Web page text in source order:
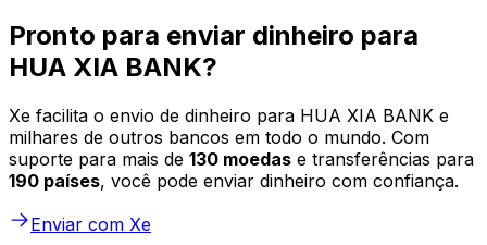
Pronto para enviar dinheiro para
HUA XIA BANK?
Xe facilita o envio de dinheiro para HUA XIA BANK e
milhares de outros bancos em todo o mundo. Com
suporte para mais de 130 moedas e transferências para
190 países, você pode enviar dinheiro com confiança.
Enviar com Xe